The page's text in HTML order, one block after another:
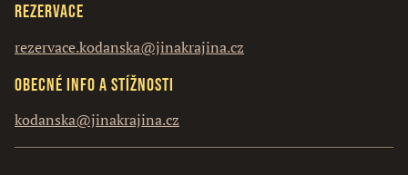
Rezervace
rezervace.kodanska@jinakrajina.cz
Obecné info a stížnosti
kodanska@jinakrajina.cz